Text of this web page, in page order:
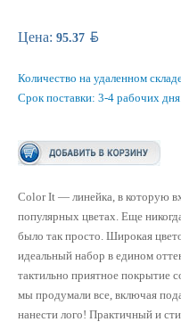
Цена: 95.37 BYN
Количество на удаленном
Срок поставки: 3-4 рабочих
Color It — линейка, в которую
популярных цветах. Еще
было так просто. Широкая
идеальный набор в едином
тактильно приятное покрытие
мы продумали все, включая
нанести лого! Практичный и